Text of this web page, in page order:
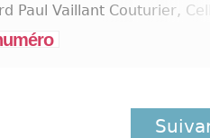
Paul Vaillant Couturier,